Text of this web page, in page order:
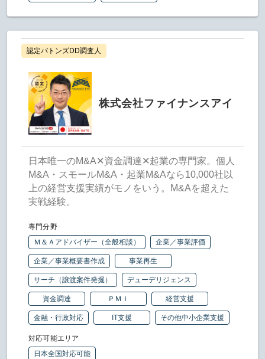
認定バトンズDD調査人
株式会社ファイナンスアイ
日本唯一のM&A✕資金調達✕起業の専門家。個人
M&A・スモールM&A・起業M&Aなら10,000社以
上の経営支援実績がモノをいう。M&Aを超えた
実戦経験。
専門分野
Ｍ＆Ａアドバイザー（全般相談）
企業／事業評価
企業／事業概要書作成 事業再生
サーチ（譲渡案件発掘） デューデリジェンス
資金調達 ＰＭＩ 経営支援
金融・行政対応 IT支援 その他中小企業支援
対応可能エリア
日本全国対応可能